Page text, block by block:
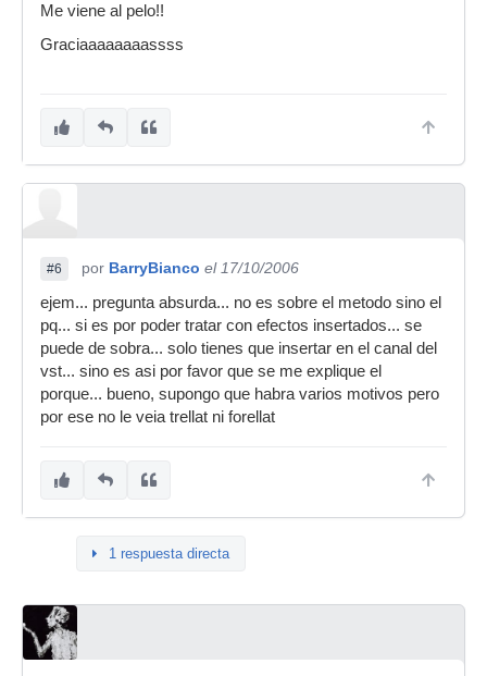
Me viene al pelo!!
Graciaaaaaaaassss
#6 por BarryBianco el 17/10/2006
ejem... pregunta absurda... no es sobre el metodo sino el
pq... si es por poder tratar con efectos insertados... se
puede de sobra... solo tienes que insertar en el canal del
vst... sino es asi por favor que se me explique el
porque... bueno, supongo que habra varios motivos pero
por ese no le veia trellat ni forellat
1 respuesta directa